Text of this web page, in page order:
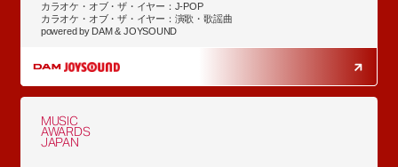
カラオケ・オブ・ザ・イヤー：J-POP
カラオケ・オブ・ザ・イヤー：演歌・歌謡曲
powered by DAM & JOYSOUND
MUSIC
AWARDS
JAPAN